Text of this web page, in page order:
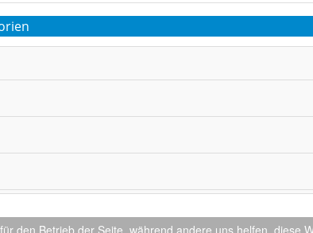
den Betrieb der Seite, während andere uns helfen, diese